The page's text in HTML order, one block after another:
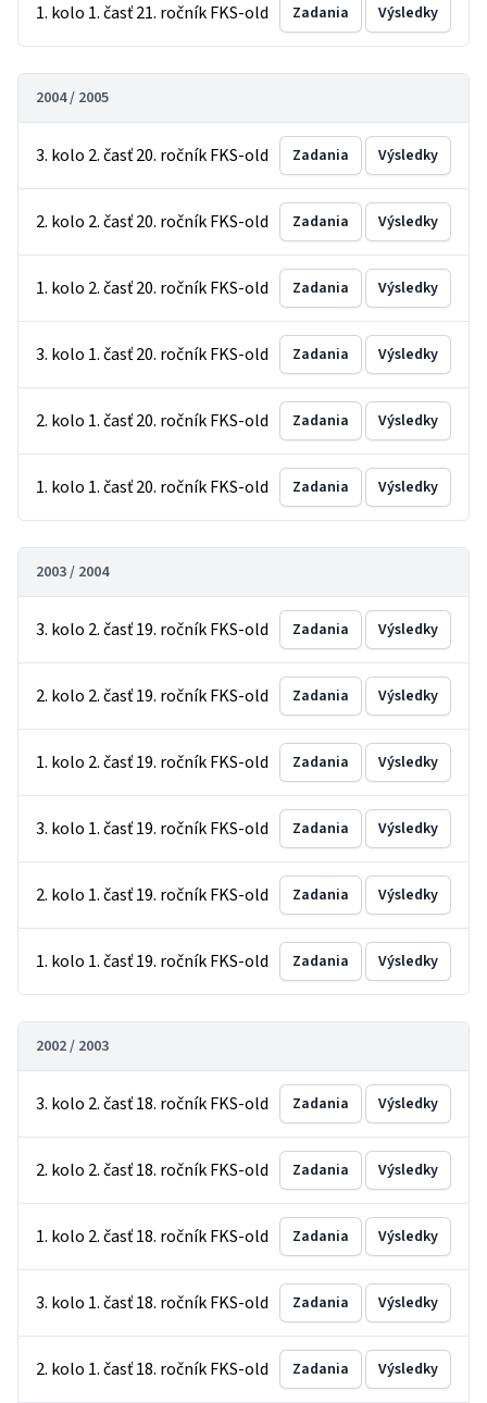
1. kolo 1. časť 21. ročník FKS-old Zadania Výsledky
2004 / 2005
3. kolo 2. časť 20. ročník FKS-old Zadania Výsledky
2. kolo 2. časť 20. ročník FKS-old Zadania Výsledky
1. kolo 2. časť 20. ročník FKS-old Zadania Výsledky
3. kolo 1. časť 20. ročník FKS-old Zadania Výsledky
2. kolo 1. časť 20. ročník FKS-old Zadania Výsledky
1. kolo 1. časť 20. ročník FKS-old Zadania Výsledky
2003 / 2004
3. kolo 2. časť 19. ročník FKS-old Zadania Výsledky
2. kolo 2. časť 19. ročník FKS-old Zadania Výsledky
1. kolo 2. časť 19. ročník FKS-old Zadania Výsledky
3. kolo 1. časť 19. ročník FKS-old Zadania Výsledky
2. kolo 1. časť 19. ročník FKS-old Zadania Výsledky
1. kolo 1. časť 19. ročník FKS-old Zadania Výsledky
2002 / 2003
3. kolo 2. časť 18. ročník FKS-old Zadania Výsledky
2. kolo 2. časť 18. ročník FKS-old Zadania Výsledky
1. kolo 2. časť 18. ročník FKS-old Zadania Výsledky
3. kolo 1. časť 18. ročník FKS-old Zadania Výsledky
2. kolo 1. časť 18. ročník FKS-old Zadania Výsledky